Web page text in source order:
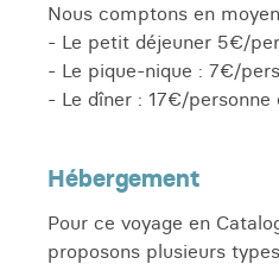
Nous comptons en
- Le petit déjeuner 5€/
- Le pique-nique : 7€/
- Le dîner : 17€/personne
Hébergement
Pour ce voyage en
proposons plusieurs